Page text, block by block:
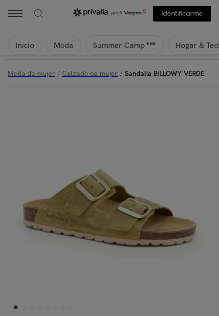
Identificarme
Inicio Moda Summer Camp new Hogar &
Moda de mujer / Calzado de mujer / Sandalia BILLOWY VERDE